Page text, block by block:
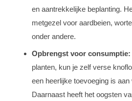
en aantrekkelijke beplanting.
metgezel voor aardbeien,
onder andere.
Opbrengst voor consumptie:
planten, kun je zelf verse
een heerlijke toevoeging is aan
Daarnaast heeft het oogsten